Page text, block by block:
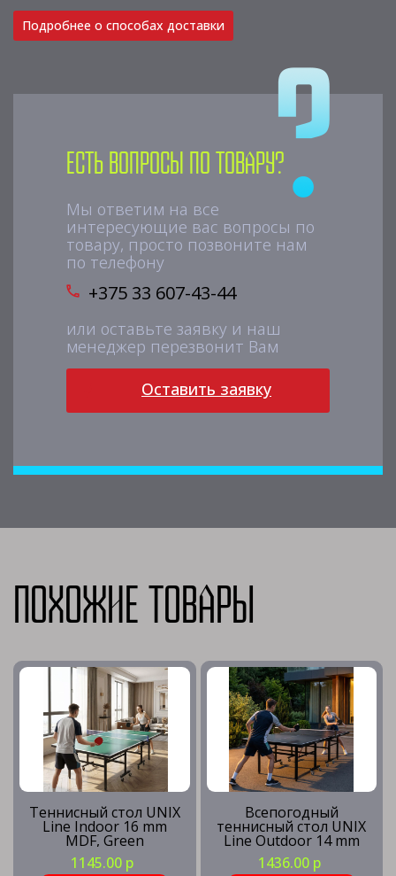
Подробнее о способах доставки
Есть вопросы по товару?
Мы ответим на все
интересующие вас вопросы по
товару, просто позвоните нам
по телефону
+375 33 607-43-44
или оставьте заявку и наш
менеджер перезвонит Вам
Оставить заявку
Похожие товары
Теннисный стол UNIX
Line Indoor 16 mm
MDF, Green
1145.00 р
Всепогодный
теннисный стол UNIX
Line Outdoor 14 mm
SMC, Grey
1436.00 р